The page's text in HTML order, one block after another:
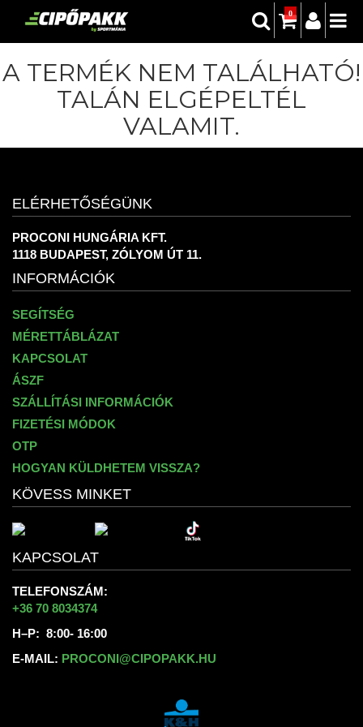
0
A TERMÉK NEM TALÁLHATÓ!
TALÁN ELGÉPELTÉL
VALAMIT.
ELÉRHETŐSÉGÜNK
PROCONI HUNGÁRIA KFT.
1118 BUDAPEST, ZÓLYOM ÚT 11.
INFORMÁCIÓK
SEGÍTSÉG
MÉRETTÁBLÁZAT
KAPCSOLAT
ÁSZF
SZÁLLÍTÁSI INFORMÁCIÓK
FIZETÉSI MÓDOK
OTP
HOGYAN KÜLDHETEM VISSZA?
KÖVESS MINKET
KAPCSOLAT
TELEFONSZÁM:
+36 70 8034374
H–P: 8:00- 16:00
E-MAIL: PROCONI@CIPOPAKK.HU